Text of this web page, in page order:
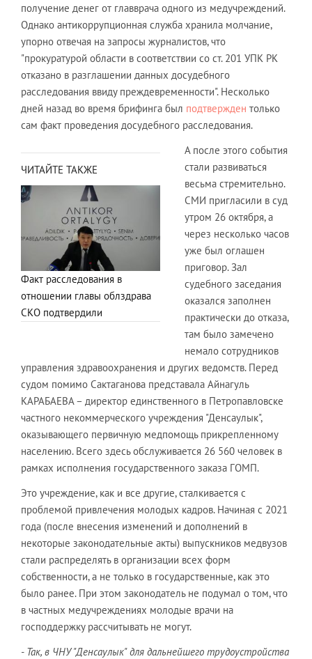
получение денег от главврача одного из медучреждений.
Однако антикоррупционная служба хранила молчание,
упорно отвечая на запросы журналистов, что
"прокуратурой области в соответствии со ст. 201 УПК РК
отказано в разглашении данных досудебного
расследования ввиду преждевременности". Несколько
дней назад во время брифинга был подтвержден только
сам факт проведения досудебного расследования.
ЧИТАЙТЕ ТАКЖЕ
Факт расследования в
отношении главы облздрава
СКО подтвердили
А после этого события
стали развиваться
весьма стремительно.
СМИ пригласили в суд
утром 26 октября, а
через несколько часов
уже был оглашен
приговор. Зал
судебного заседания
оказался заполнен
практически до отказа,
там было замечено
немало сотрудников
управления здравоохранения и других ведомств. Перед
судом помимо Сактаганова представала Айнагуль
КАРАБАЕВА – директор единственного в Петропавловске
частного некоммерческого учреждения "Денсаулык",
оказывающего первичную медпомощь прикрепленному
населению. Всего здесь обслуживается 26 560 человек в
рамках исполнения государственного заказа ГОМП.
Это учреждение, как и все другие, сталкивается с
проблемой привлечения молодых кадров. Начиная с 2021
года (после внесения изменений и дополнений в
некоторые законодательные акты) выпускников медвузов
стали распределять в организации всех форм
собственности, а не только в государственные, как это
было ранее. При этом законодатель не подумал о том, что
в частных медучреждениях молодые врачи на
господдержку рассчитывать не могут.
- Так, в ЧНУ "Денсаулык" для дальнейшего трудоустройства